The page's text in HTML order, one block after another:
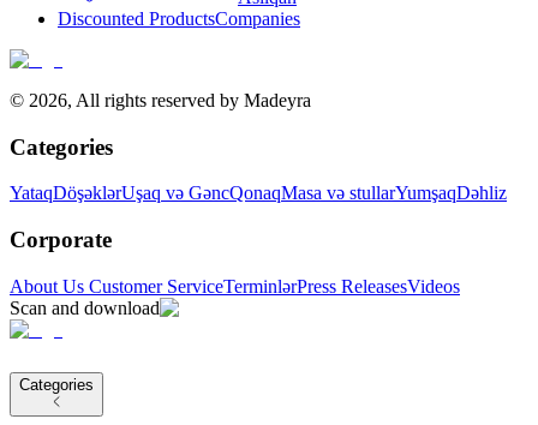
Discounted ProductsCompanies
© 2026, All rights reserved by Madeyra
Categories
YataqDöşəklərUşaq və GəncQonaqMasa və stullarYumşaqDəhliz
Corporate
About Us Customer ServiceTerminlərPress ReleasesVideos
Scan and download
Categories